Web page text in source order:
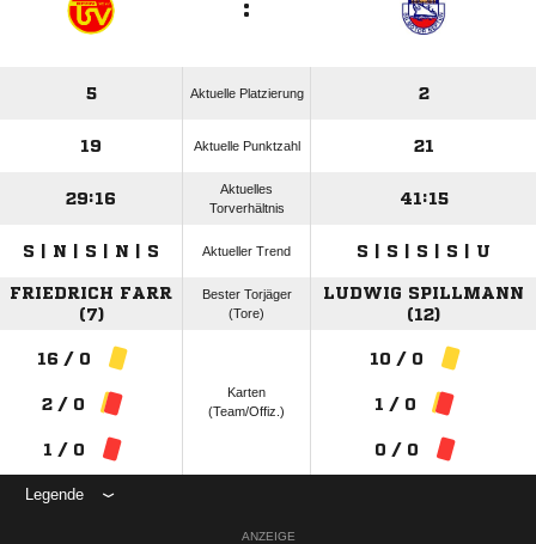
:
5 Aktuelle Platzierung 2
19 Aktuelle Punktzahl 21
29:16
Aktuelles
Torverhältnis
41:15
S | N | S | N | S Aktueller Trend S | S | S | S | U
FRIEDRICH FARR
(7)
Bester Torjäger
(Tore)
LUDWIG SPILLMANN
(12)
16 / 0
2 / 0
1 / 0
Karten
(Team/Offiz.)
10 / 0
1 / 0
0 / 0
Legende
ANZEIGE